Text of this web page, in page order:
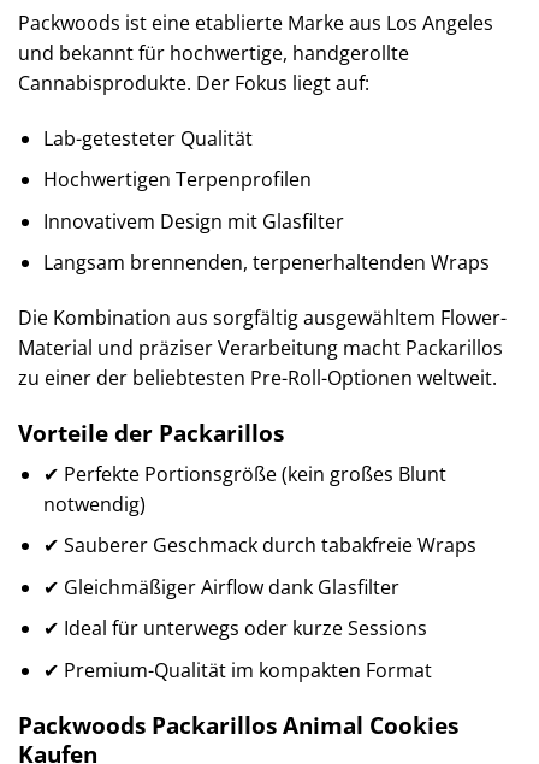
Packwoods ist eine etablierte Marke aus Los Angeles
und bekannt für hochwertige, handgerollte
Cannabisprodukte. Der Fokus liegt auf:
Lab-getesteter Qualität
Hochwertigen Terpenprofilen
Innovativem Design mit Glasfilter
Langsam brennenden, terpenerhaltenden Wraps
Die Kombination aus sorgfältig ausgewähltem Flower-
Material und präziser Verarbeitung macht Packarillos
zu einer der beliebtesten Pre-Roll-Optionen weltweit.
Vorteile der Packarillos
✔ Perfekte Portionsgröße (kein großes Blunt
notwendig)
✔ Sauberer Geschmack durch tabakfreie Wraps
✔ Gleichmäßiger Airflow dank Glasfilter
✔ Ideal für unterwegs oder kurze Sessions
✔ Premium-Qualität im kompakten Format
Packwoods Packarillos Animal Cookies
Kaufen